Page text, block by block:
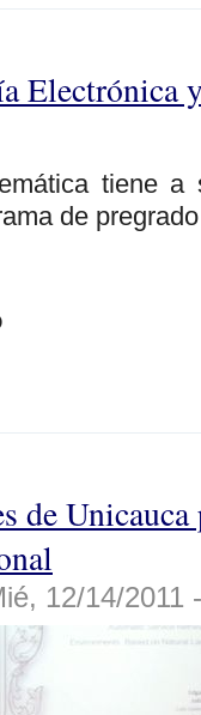
Electrónica
tiene
de
de Unicauca
12/14/2011